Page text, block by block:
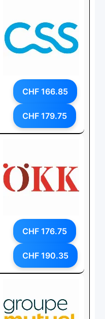
CHF 166.85
CHF 179.75
CHF 176.75
CHF 190.35